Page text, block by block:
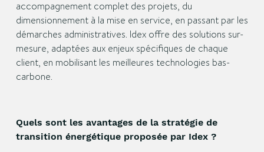
accompagnement complet des projets, du
dimensionnement à la mise en service, en passant par les
démarches administratives. Idex offre des solutions sur-
mesure, adaptées aux enjeux spécifiques de chaque
client, en mobilisant les meilleures technologies bas-
carbone.
Quels sont les avantages de la stratégie de
transition énergétique proposée par Idex ?